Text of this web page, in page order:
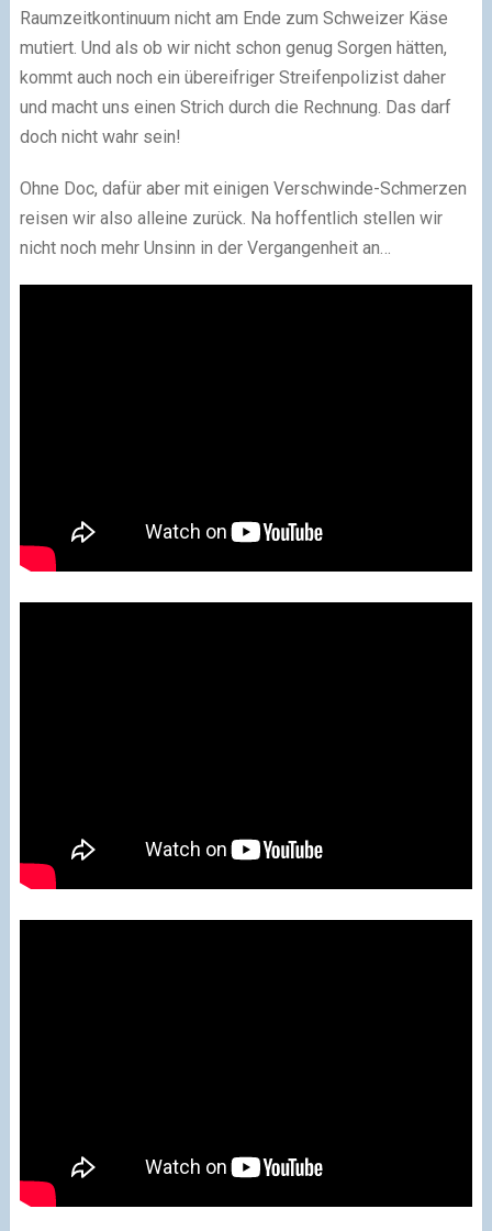
Raumzeitkontinuum nicht am Ende zum Schweizer Käse
mutiert. Und als ob wir nicht schon genug Sorgen hätten,
kommt auch noch ein übereifriger Streifenpolizist daher
und macht uns einen Strich durch die Rechnung. Das darf
doch nicht wahr sein!
Ohne Doc, dafür aber mit einigen Verschwinde-Schmerzen
reisen wir also alleine zurück. Na hoffentlich stellen wir
nicht noch mehr Unsinn in der Vergangenheit an…